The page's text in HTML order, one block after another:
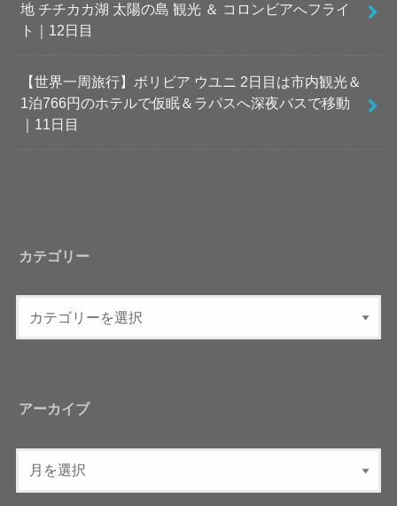
地 チチカカ湖 太陽の島 観光 ＆ コロンビアへフライ
ト｜12日目
【世界一周旅行】ボリビア ウユニ 2日目は市内観光＆
1泊766円のホテルで仮眠＆ラパスへ深夜バスで移動
｜11日目
カテゴリー
アーカイブ